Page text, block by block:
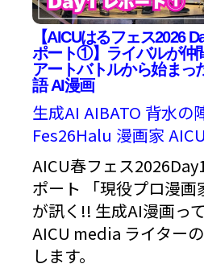
【AICUはるフェス2026
ポート①】ライバルが
アートバトルから始まっ
語 AI漫画
生成AI AIBATO 背水の
Fes26Halu 漫画家
AICU春フェス
ポート 「現役プロ漫
が訊く!! 生成AI漫画っ
AICU media ライター
します。